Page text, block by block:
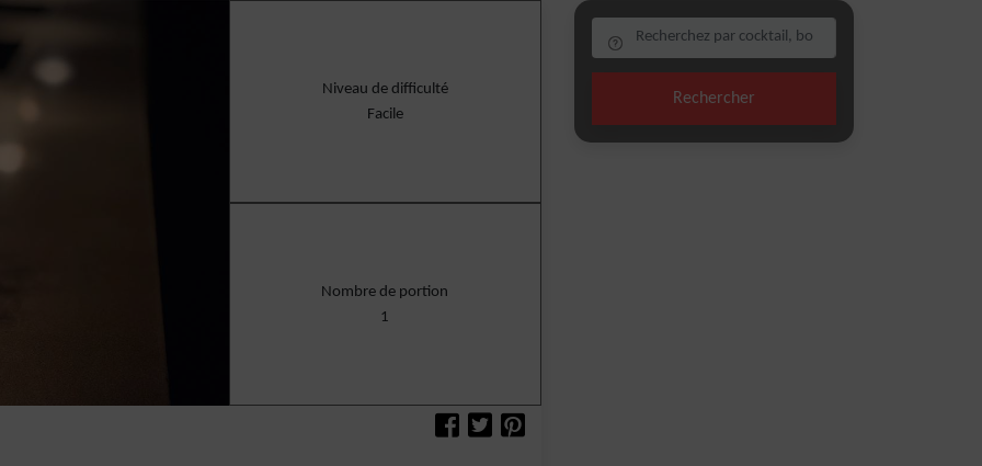
Niveau de difficulté
Facile
Nombre de portion
1
Rechercher